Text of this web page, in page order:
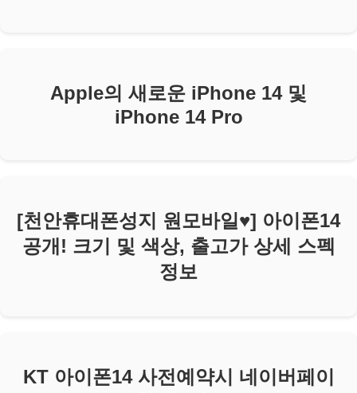
Apple의 새로운 iPhone 14 및
iPhone 14 Pro
[천안휴대폰성지 원모바일♥] 아이폰14
공개! 크기 및 색상, 출고가 상세 스펙
정보
KT 아이폰14 사전예약시 네이버페이